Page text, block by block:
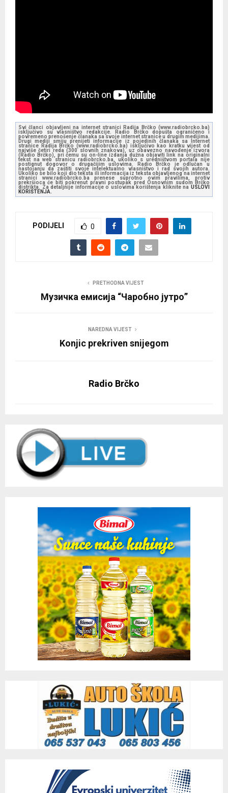
Svi članci objavljeni na internet stranici Radija Brčko (www.radiobrcko.ba)
isključivo su vlasništvo redakcije. Radio Brčko dopušta ograničeno i
povremeno prenošenje članaka sa svoje internet stranice u drugim medijima.
Drugi mediji smiju prenijeti informacije iz pojedinih članaka sa Internet
stranice Radija Brčko (www.radiobrcko.ba) isključivo kao kratku vijest od
najviše četiri reda (300 slovnih znakova), uz obavezno navođenje izvora
(Radio Brčko), pri čemu su on-line izdanja dužna objaviti link na originalni
tekst na web stranicu radiobrcko.ba, ukoliko s uredništvom portala nije
postignut dogovor o drugačijim uslovima. Radio Brčko je odlučan u
nastojanju da zaštiti svoje intelektualno vlasništvo i rad svojih autora.
Ukoliko se bilo koji dio teksta ili informacija iz teksta objavljenog na internet
stranici www.radiobrcko.ba prenese suprotno ovim pravilima, protiv
prekršioca će biti pokrenut pravni postupak pred Osnovnim sudom Brčko
distrikta. Za detaljnije informacije o uslovima korištenja kliknite na USLOVI
KORIŠTENJA.
PODIJELI 0
PRETHODNA VIJEST
Музичка емисија “Чаробно јутро”
NAREDNA VIJEST
Konjic prekriven snijegom
Radio Brčko